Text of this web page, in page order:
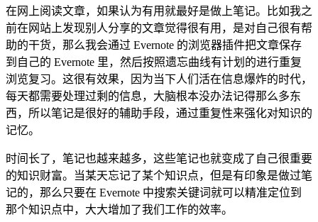
在网上阅读文章，如果认为有用就最好是做上笔记。比如我之
前在网站上发现别人分享的文章觉得很有用，是对自己很有帮
助的干货，那么我会通过 Evernote 的浏览器插件把文章保存
到自己的 Evernote 里，然后按照遗忘曲线有计划的进行重复
浏览复习。这很有效果，因为当下人们活在信息爆炸的时代，
每天都需要处理过剩的信息，大脑根本没办法记得那么多东
西，所以笔记是很好的辅助手段，通过重复性来强化对知识的
记忆。
时间长了，笔记也越来越多，这些笔记也就变成了自己很重要
的知识财富。当某天忘记了某个知识点，但是有印象是做过笔
记的，那么只要在 Evernote 中搜索关键词就可以精准定位到
那个知识点中，大大增加了我们工作的效率。